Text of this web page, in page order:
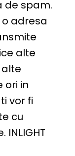
de spam.
adresa
alte
ori in
vor fi
cu